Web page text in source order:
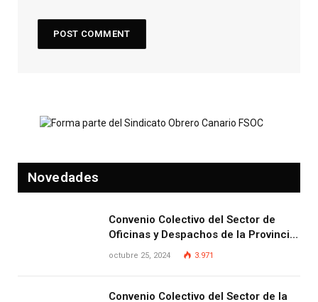
Novedades
Convenio Colectivo del Sector de
Oficinas y Despachos de la Provincia
de Las Palmas
octubre 25, 2024 3.971
Convenio Colectivo del Sector de la